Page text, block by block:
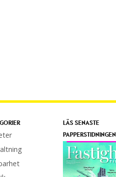
LÄS SENASTE
PAPPERSTIDNINGEN